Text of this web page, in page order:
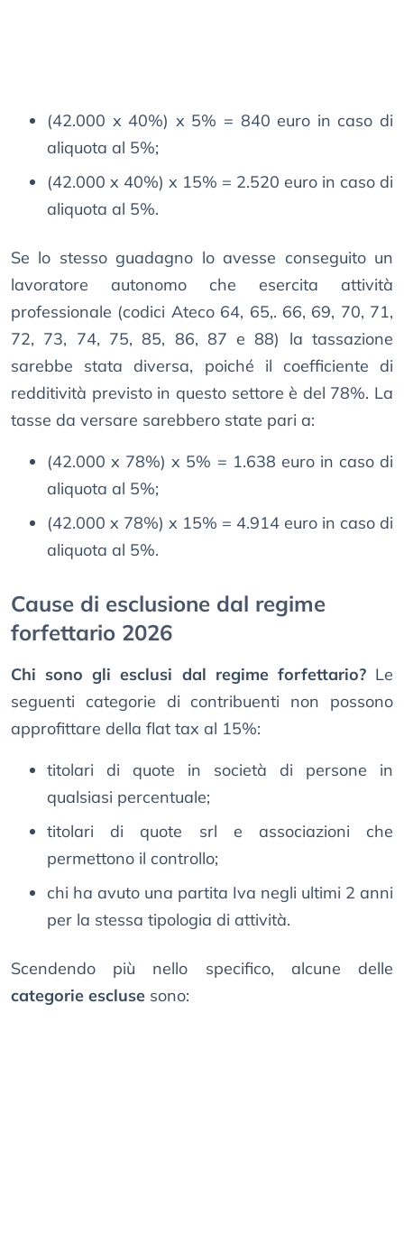
(42.000 x 40%) x 5% = 840 euro in caso di
aliquota al 5%;
(42.000 x 40%) x 15% = 2.520 euro in caso di
aliquota al 5%.
Se lo stesso guadagno lo avesse conseguito un
lavoratore autonomo che esercita attività
professionale (codici Ateco 64, 65,. 66, 69, 70, 71,
72, 73, 74, 75, 85, 86, 87 e 88) la tassazione
sarebbe stata diversa, poiché il coefficiente di
redditività previsto in questo settore è del 78%. La
tasse da versare sarebbero state pari a:
(42.000 x 78%) x 5% = 1.638 euro in caso di
aliquota al 5%;
(42.000 x 78%) x 15% = 4.914 euro in caso di
aliquota al 5%.
Cause di esclusione dal regime
forfettario 2026
Chi sono gli esclusi dal regime forfettario?Le
seguenti categorie di contribuenti non possono
approfittare della flat tax al 15%:
titolari di quote in società di persone in
qualsiasi percentuale;
titolari di quote srl e associazioni che
permettono il controllo;
chi ha avuto una partita Iva negli ultimi 2 anni
per la stessa tipologia di attività.
Scendendo più nello specifico, alcune delle
categorie escluse sono: